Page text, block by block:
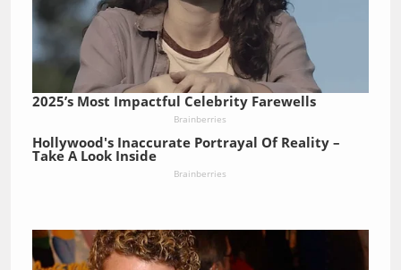
2025’s Most Impactful Celebrity Farewells
Brainberries
Hollywood's Inaccurate Portrayal Of Reality –
Take A Look Inside
Brainberries